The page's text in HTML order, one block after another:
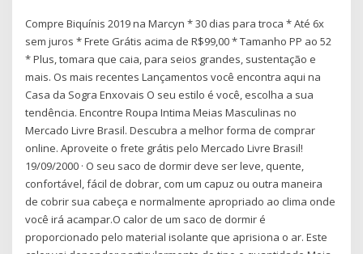
Compre Biquínis 2019 na Marcyn * 30 dias para troca * Até 6x
sem juros * Frete Grátis acima de R$99,00 * Tamanho PP ao 52
* Plus, tomara que caia, para seios grandes, sustentação e
mais. Os mais recentes Lançamentos você encontra aqui na
Casa da Sogra Enxovais O seu estilo é você, escolha a sua
tendência. Encontre Roupa Intima Meias Masculinas no
Mercado Livre Brasil. Descubra a melhor forma de comprar
online. Aproveite o frete grátis pelo Mercado Livre Brasil!
19/09/2000 · O seu saco de dormir deve ser leve, quente,
confortável, fácil de dobrar, com um capuz ou outra maneira
de cobrir sua cabeça e normalmente apropriado ao clima onde
você irá acampar.O calor de um saco de dormir é
proporcionado pelo material isolante que aprisiona o ar. Este